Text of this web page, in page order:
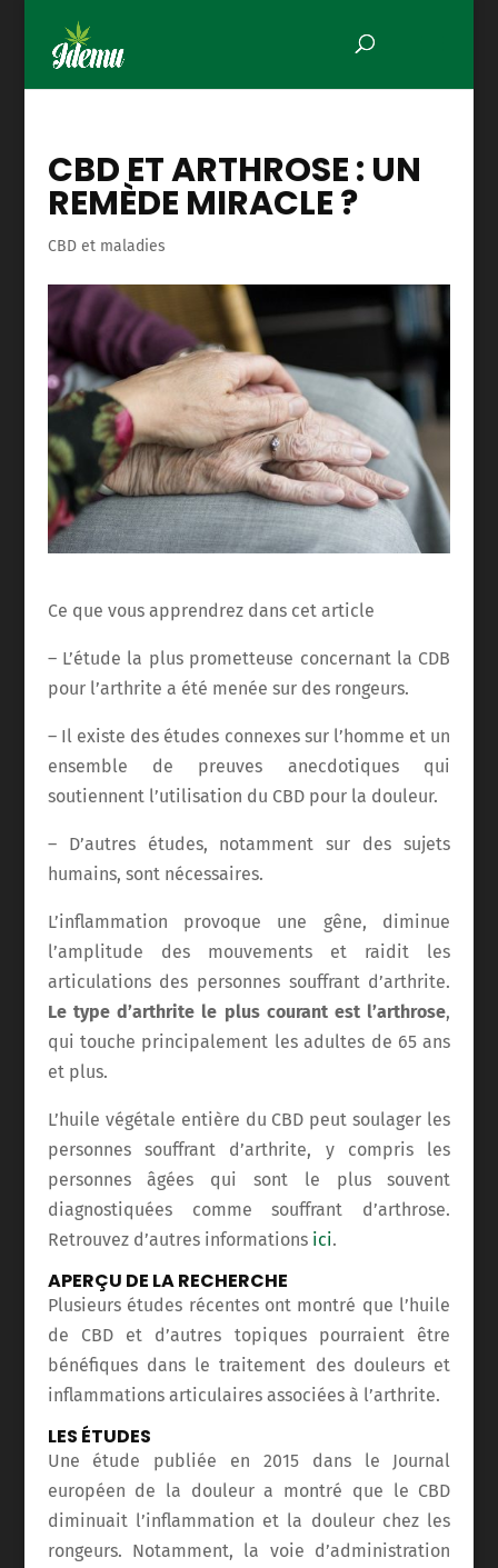
CBD ET ARTHROSE : UN
REMÈDE MIRACLE ?
CBD et maladies
Ce que vous apprendrez dans cet article
– L’étude la plus prometteuse concernant la CDB
pour l’arthrite a été menée sur des rongeurs.
– Il existe des études connexes sur l’homme et un
ensemble de preuves anecdotiques qui
soutiennent l’utilisation du CBD pour la douleur.
– D’autres études, notamment sur des sujets
humains, sont nécessaires.
L’inflammation provoque une gêne, diminue
l’amplitude des mouvements et raidit les
articulations des personnes souffrant d’arthrite.
Le type d’arthrite le plus courant est l’arthrose,
qui touche principalement les adultes de 65 ans
et plus.
L’huile végétale entière du CBD peut soulager les
personnes souffrant d’arthrite, y compris les
personnes âgées qui sont le plus souvent
diagnostiquées comme souffrant d’arthrose.
Retrouvez d’autres informations ici.
APERÇU DE LA RECHERCHE
Plusieurs études récentes ont montré que l’huile
de CBD et d’autres topiques pourraient être
bénéfiques dans le traitement des douleurs et
inflammations articulaires associées à l’arthrite.
LES ÉTUDES
Une étude publiée en 2015 dans le Journal
européen de la douleur a montré que le CBD
diminuait l’inflammation et la douleur chez les
rongeurs. Notamment, la voie d’administration